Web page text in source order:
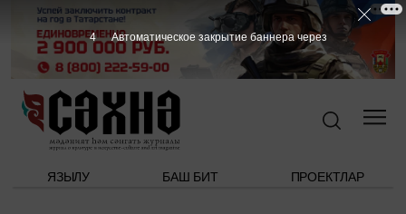
ЯЗЫЛУ БАШ БИТ ПРОЕКТЛАР
3 Автоматическое закрытие баннера через